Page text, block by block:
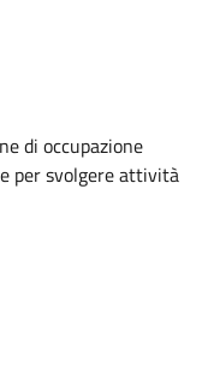
di occupazione
per svolgere attività